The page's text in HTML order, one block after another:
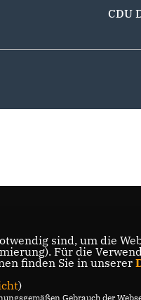
CDU
sind, um die
Für die
finden Sie in unserer
)
Gebrauch der